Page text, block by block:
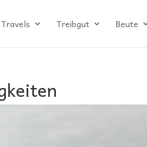
Treibgut Beute